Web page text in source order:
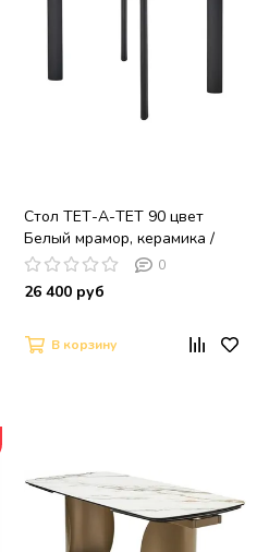
Стол ТЕТ-А-ТЕТ 90 цвет
Белый мрамор, керамика /
Черный каркас
0
26 400 руб
В корзину